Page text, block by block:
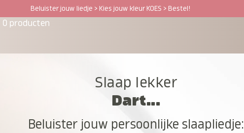
Beluister jouw liedje > Kies jouw kleur KOES > Bestel!
0 producten
Slaap lekker
Dart...
Beluister jouw persoonlijke slaapliedje: